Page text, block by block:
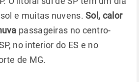
e muitas nuvens.Sol, calor
passageiras no centro-
no interior do ES e no
de MG.